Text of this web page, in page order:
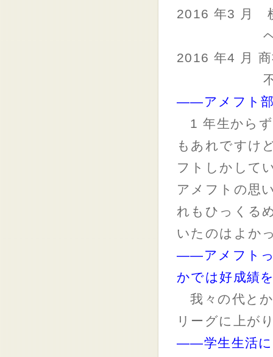
2016 年3 月
ヘラーゼ
2016 年4 月
不動産開
――アメフト部
1 年生からず
もあれですけ
フトしかして
アメフトの思
れもひっくる
いたのはよか
――アメフトっ
かでは好成績
我々の代と
リーグに上が
――学生生活に